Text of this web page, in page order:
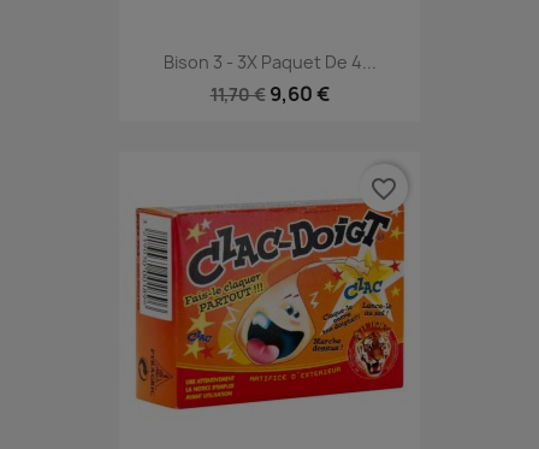
Bison 3 - 3X Paquet De 4...
11,70 € 9,60 €
favorite_border